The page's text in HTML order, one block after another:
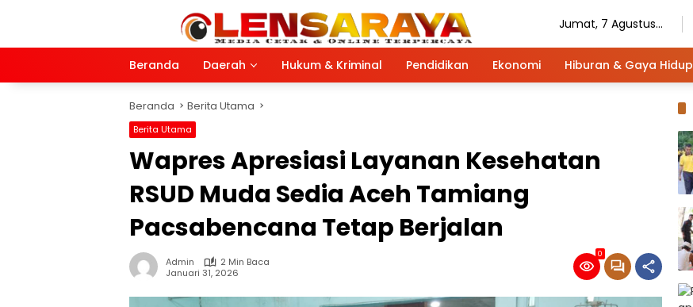
Jumat, 7 Agustus
Beranda
Daerah Hukum & Kriminal Pendidikan Ekonomi Hiburan & Gaya Hidup
Beranda Berita Utama
Berita Utama
Wapres Apresiasi Layanan Kesehatan
RSUD Muda Sedia Aceh Tamiang
Pacsabencana Tetap Berjalan
Admin
2 Min Baca
Januari 31, 2026
0